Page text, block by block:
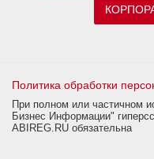
Политика обработки
При полном или частичном
Бизнес Информации"
ABIREG.RU обязательна